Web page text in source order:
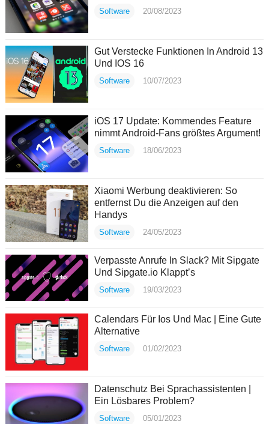
Software 20/08/2023
Gut Verstecke Funktionen In Android 13
Und IOS 16
Software 10/07/2023
iOS 17 Update: Kommendes Feature
nimmt Android-Fans größtes Argument!
Software 18/06/2023
Xiaomi Werbung deaktivieren: So
entfernst Du die Anzeigen auf den
Handys
Software 24/05/2023
Verpasste Anrufe In Slack? Mit Sipgate
Und Sipgate.io Klappt’s
Software 19/03/2023
Calendars Für Ios Und Mac | Eine Gute
Alternative
Software 01/02/2023
Datenschutz Bei Sprachassistenten |
Ein Lösbares Problem?
Software 05/01/2023